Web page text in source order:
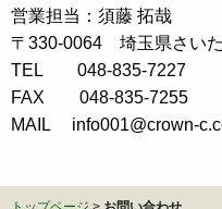
営業担当：須藤 拓哉
〒330-0064 埼玉県さい
TEL 048-835-7227
FAX 048-835-7255
MAIL info001@crown-